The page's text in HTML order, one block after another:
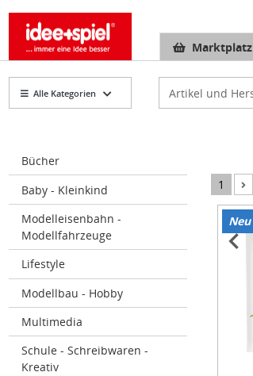
Marktplatz
Alle Kategorien
Bücher
Baby - Kleinkind
Modelleisenbahn -
Modellfahrzeuge
Lifestyle
Modellbau - Hobby
Multimedia
Schule - Schreibwaren -
Kreativ
1
Neu
Item